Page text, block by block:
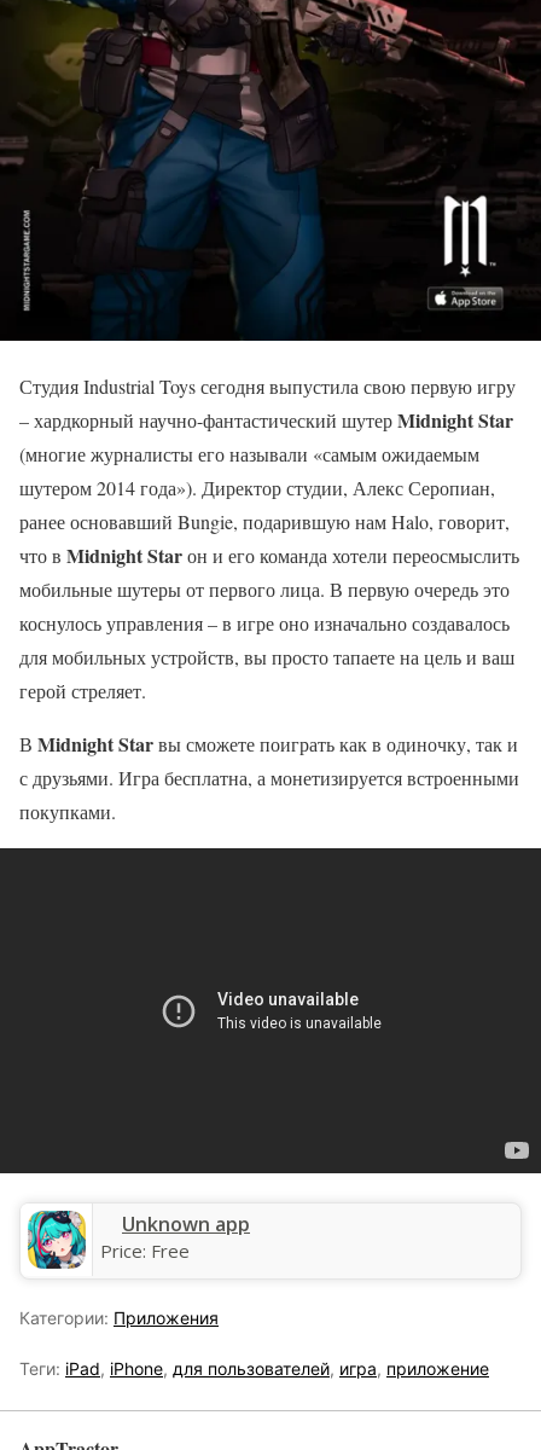
Студия Industrial Toys сегодня выпустила свою первую игру
– хардкорный научно-фантастический шутерMidnight Star
(многие журналисты его называли «самым ожидаемым
шутером 2014 года»). Директор студии, Алекс Серопиан,
ранее основавший Bungie, подарившую нам Halo, говорит,
что в Midnight Starон и его команда хотели переосмыслить
мобильные шутеры от первого лица. В первую очередь это
коснулось управления – в игре оно изначально создавалось
для мобильных устройств, вы просто тапаете на цель и ваш
герой стреляет.
В Midnight Starвы сможете поиграть как в одиночку, так и
с друзьями. Игра бесплатна, а монетизируется встроенными
покупками.
Unknown app
Price: Free
Категории: Приложения
Теги: iPad, iPhone, для пользователей, игра, приложение